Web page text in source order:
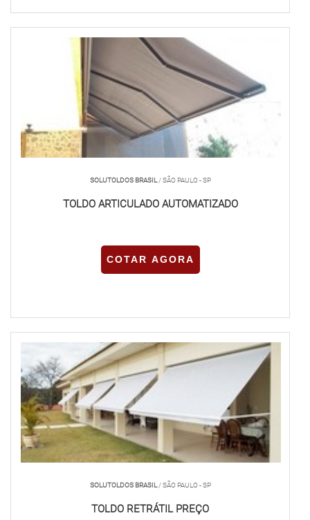
SOLUTOLDOS BRASIL/ SÃO PAULO - SP
TOLDO ARTICULADO AUTOMATIZADO
COTAR AGORA
SOLUTOLDOS BRASIL/ SÃO PAULO - SP
TOLDO RETRÁTIL PREÇO